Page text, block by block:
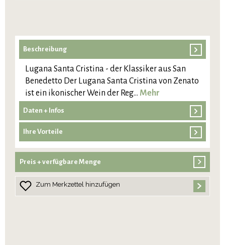
Beschreibung
Lugana Santa Cristina - der Klassiker aus San
Benedetto Der Lugana Santa Cristina von Zenato
ist ein ikonischer Wein der Reg… Mehr
Daten + Infos
Ihre Vorteile
Preis + verfügbare Menge
Zum Merkzettel hinzufügen